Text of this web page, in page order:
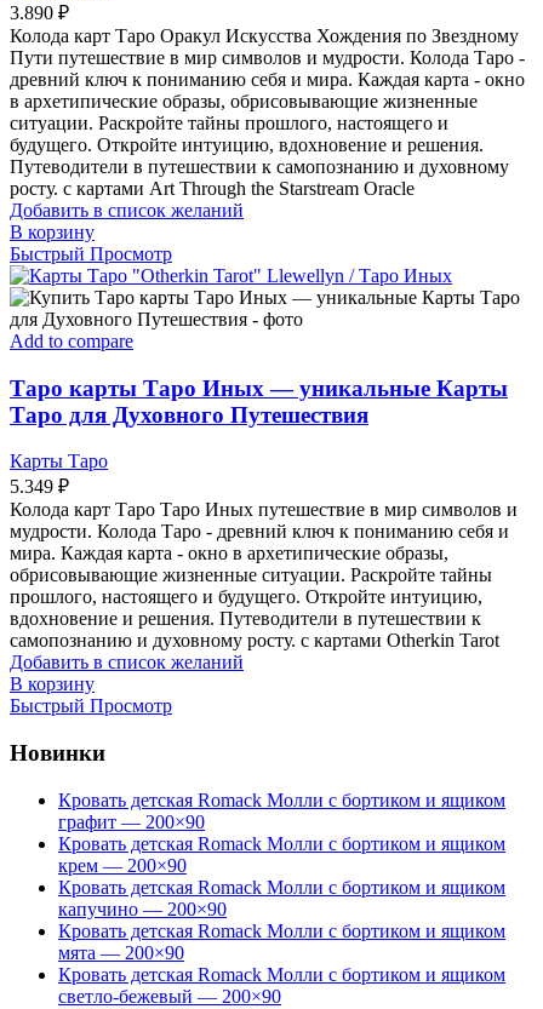
3.890 ₽
Колода карт Таро Оракул Искусства Хождения по Звездному
Пути путешествие в мир символов и мудрости. Колода Таро -
древний ключ к пониманию себя и мира. Каждая карта - окно
в архетипические образы, обрисовывающие жизненные
ситуации. Раскройте тайны прошлого, настоящего и
будущего. Откройте интуицию, вдохновение и решения.
Путеводители в путешествии к самопознанию и духовному
росту. с картами Art Through the Starstream Oracle
Добавить в список желаний
В корзину
Быстрый Просмотр
Add to compare
Таро карты Таро Иных — уникальные Карты
Таро для Духовного Путешествия
Карты Таро
5.349 ₽
Колода карт Таро Таро Иных путешествие в мир символов и
мудрости. Колода Таро - древний ключ к пониманию себя и
мира. Каждая карта - окно в архетипические образы,
обрисовывающие жизненные ситуации. Раскройте тайны
прошлого, настоящего и будущего. Откройте интуицию,
вдохновение и решения. Путеводители в путешествии к
самопознанию и духовному росту. с картами Otherkin Tarot
Добавить в список желаний
В корзину
Быстрый Просмотр
Новинки
Кровать детская Romack Молли с бортиком и ящиком
графит — 200×90
Кровать детская Romack Молли с бортиком и ящиком
крем — 200×90
Кровать детская Romack Молли с бортиком и ящиком
капучино — 200×90
Кровать детская Romack Молли с бортиком и ящиком
мята — 200×90
Кровать детская Romack Молли с бортиком и ящиком
светло-бежевый — 200×90